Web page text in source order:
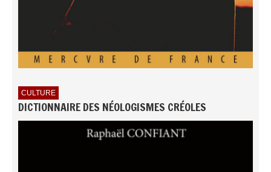
CULTURE
DICTIONNAIRE DES NÉOLOGISMES CRÉOLES